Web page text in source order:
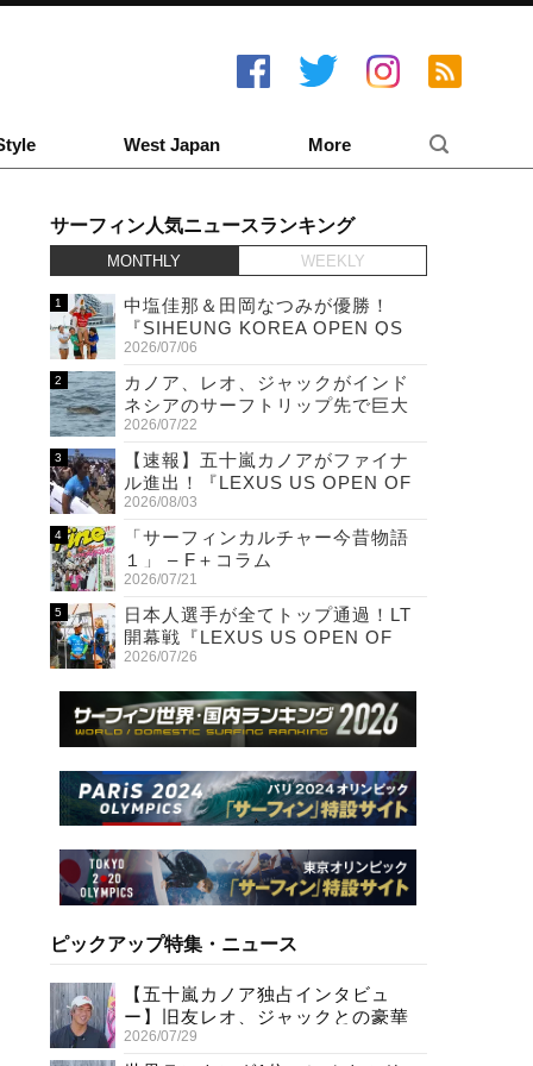
West Japan More
サーフィン人気ニュースランキング
MONTHLY WEEKLY
中塩佳那＆田岡なつみが優勝！
『SIHEUNG KOREA OPEN QS
6,000 & LQS』
2026/07/06
カノア、レオ、ジャックがインド
ネシアのサーフトリップ先で巨大
ワニと遭遇！
2026/07/22
【速報】五十嵐カノアがファイナ
ル進出！『LEXUS US OPEN OF
SURFING』
2026/08/03
「サーフィンカルチャー今昔物語
１」 – F＋コラム
2026/07/21
日本人選手が全てトップ通過！LT
開幕戦『LEXUS US OPEN OF
SURFING』初日
2026/07/26
ピックアップ特集・ニュース
【五十嵐カノア独占インタビュ
ー】旧友レオ、ジャックとの豪華
プライベートセッション
2026/07/29